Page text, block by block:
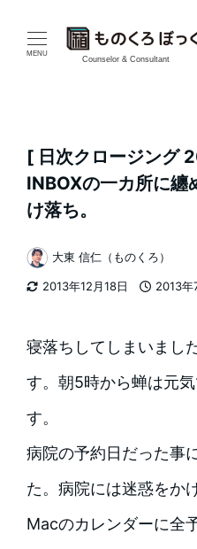
MENU
Counselor & Consultant
[ 日次クロージング
INBOXの一カ所に纏
け落ち。
2013年12月18日
2013年
著
者
大東 信仁（ものくろ）
寝落ちしてしまいまし
す。朝5時から蝉は元
す。
病院の予約日だった事
た。病院には迷惑をか
Macのカレンダーに全